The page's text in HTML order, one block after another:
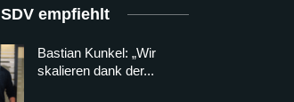
SDV empfiehlt
Bastian Kunkel: „Wir
skalieren dank der...